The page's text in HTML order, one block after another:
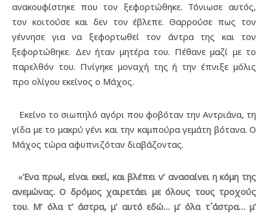
ανακουφίστηκε που τον ξεφορτώθηκε. Τόνιωσε αυτός,
τον κοιτούσε και δεν τον έβλεπε. Θαρρούσε πως τον
γέννησε για να ξεφορτωθεί τον άντρα της και τον
ξεφορτώθηκε. Δεν ήταν μητέρα του. Πέθανε μαζί με το
παρελθόν του. Πνίγηκε μοναχή της ή την έπνιξε μόλις
προ ολίγου εκείνος ο Μάχος.
Εκείνο το σιωπηλό αγόρι που φοβόταν την Αντριάνα, τη
γίδα με το μακρύ γένι και την καμπούρα γεμάτη βότανα. Ο
Μάχος τώρα αφυπνιζόταν διαβάζοντας.
«Ένα πρωί, είναι εκεί, και βλέπει ν’ ανασαίνει η κόμη της
ανεμώνας. Ο δρόμος χαιρετάει με όλους τους τροχούς
του. Μ’ όλα τ’ άστρα, μ’ αυτό εδώ… μ’ όλα τ΄άστρα… μ’